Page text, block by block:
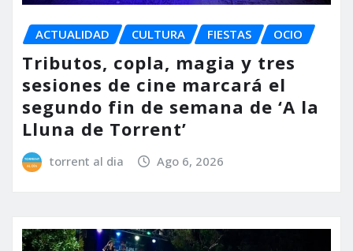
ACTUALIDAD CULTURA FIESTAS OCIO
Tributos, copla, magia y tres
sesiones de cine marcará el
segundo fin de semana de ‘A la
Lluna de Torrent’
torrent al dia Ago 6, 2026